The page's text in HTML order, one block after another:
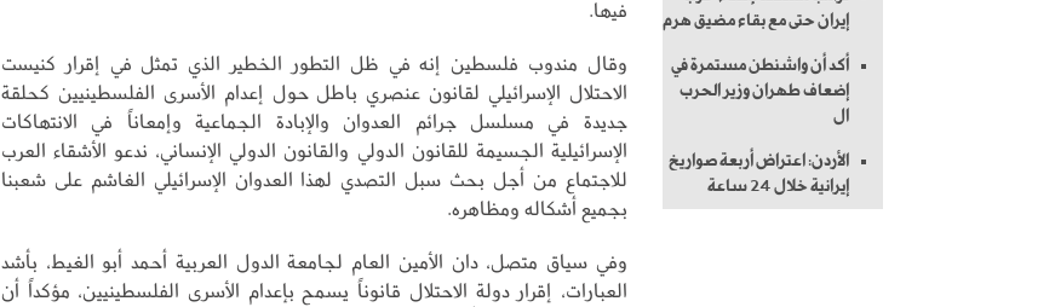
إيران حتى مع بقاء مضيق هرم
أكد أن واشنطن مستمرة في
إضعاف طهران وزير الحرب
ال
الأردن: اعتراض أربعة صواريخ
إيرانية خلال 24 ساعة
فيها.
وقال مندوب فلسطين إنه في ظل التطور الخطير الذي تمثل في إقرار كنيست
الاحتلال الإسرائيلي لقانون عنصري باطل حول إعدام الأسرى الفلسطينيين كحلقة
جديدة في مسلسل جرائم العدوان والإبادة الجماعية وإمعاناً في الانتهاكات
الإسرائيلية الجسيمة للقانون الدولي والقانون الدولي الإنساني، ندعو الأشقاء العرب
للاجتماع من أجل بحث سبل التصدي لهذا العدوان الإسرائيلي الغاشم على شعبنا
بجميع أشكاله ومظاهره.
وفي سياق متصل، دان الأمين العام لجامعة الدول العربية أحمد أبو الغيط، بأشد
العبارات، إقرار دولة الاحتلال قانوناً يسمح بإعدام الأسرى الفلسطينيين، مؤكداً أن